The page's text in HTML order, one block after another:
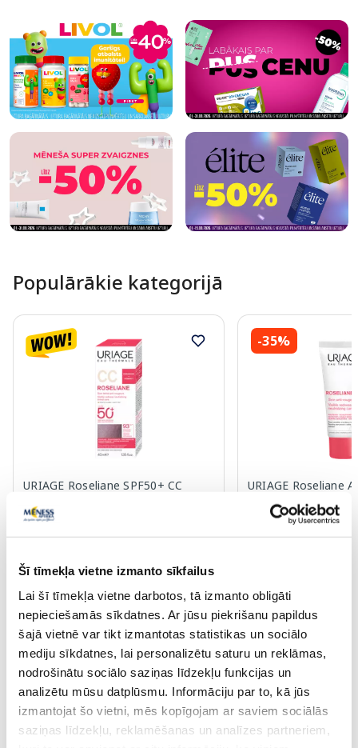
Šī tīmekļa vietne izmanto sīkfailus
Lai šī tīmekļa vietne darbotos, tā izmanto obligāti
nepieciešamās sīkdatnes. Ar jūsu piekrišanu papildus
šajā vietnē var tikt izmantotas statistikas un sociālo
mediju sīkdatnes, lai personalizētu saturu un reklāmas,
nodrošinātu sociālo saziņas līdzekļu funkcijas un
analizētu mūsu datplūsmu. Informāciju par to, kā jūs
izmantojat šo vietni, mēs kopīgojam ar saviem sociālās
saziņas līdzekļu, reklamēšanas un analīzes partneriem,
Populārākie kategorijā
URIAGE Roseliane SPF50+ CC
Pirkt
30 dienu zemākā cena: 15.27 € (-8%)
Standarta cena: 23.49 €
-35%
URIAGE Roseliane
sejas krēms, 40 ml
Standarta cena: 24.39 €
Page 1 of 10
Saules aizsardzībai vasarā ☀️